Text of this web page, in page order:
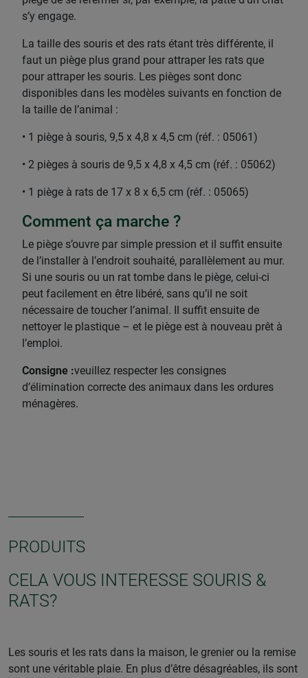
s’y engage.
La taille des souris et des rats étant très différente, il
faut un piège plus grand pour attraper les rats que
pour attraper les souris. Les pièges sont donc
disponibles dans les modèles suivants en fonction de
la taille de l’animal :
• 1 piège à souris, 9,5 x 4,8 x 4,5 cm (réf. : 05061)
• 2 pièges à souris de 9,5 x 4,8 x 4,5 cm (réf. : 05062)
• 1 piège à rats de 17 x 8 x 6,5 cm (réf. : 05065)
Comment ça marche ?
Le piège s’ouvre par simple pression et il suffit ensuite
de l’installer à l’endroit souhaité, parallèlement au mur.
Si une souris ou un rat tombe dans le piège, celui-ci
peut facilement en être libéré, sans qu’il ne soit
nécessaire de toucher l’animal. Il suffit ensuite de
nettoyer le plastique – et le piège est à nouveau prêt à
l’emploi.
Consigne :veuillez respecter les consignes
d’élimination correcte des animaux dans les ordures
ménagères.
PRODUITS
CELA VOUS INTERESSE SOURIS &
RATS?
Les souris et les rats dans la maison, le grenier ou la remise
sont une véritable plaie. En plus d’être désagréables, ils sont